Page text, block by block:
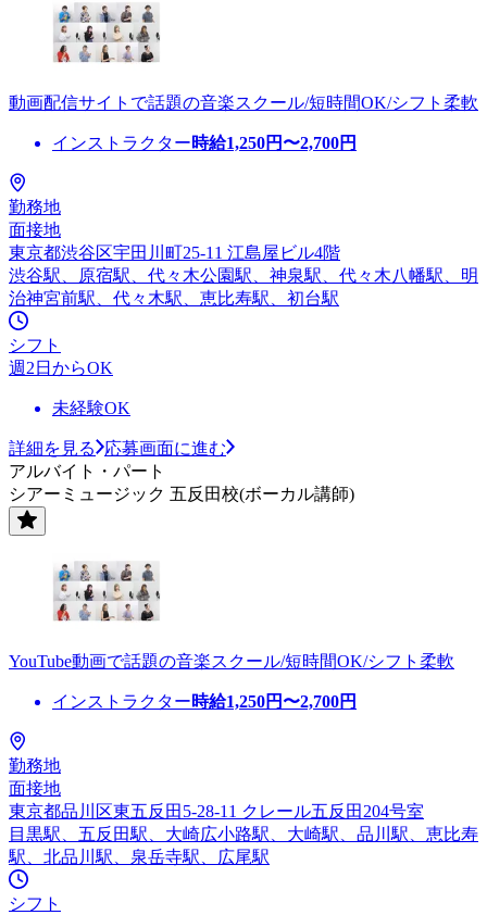
動画配信サイトで話題の音楽スクール/短時間OK/シフト柔軟
インストラクター時給1,250円〜2,700円
勤務地
面接地
東京都渋谷区宇田川町25-11 江島屋ビル4階
渋谷駅、原宿駅、代々木公園駅、神泉駅、代々木八幡駅、明
治神宮前駅、代々木駅、恵比寿駅、初台駅
シフト
週2日からOK
未経験OK
詳細を見る
応募画面に進む
アルバイト・パート
シアーミュージック 五反田校(ボーカル講師)
YouTube動画で話題の音楽スクール/短時間OK/シフト柔軟
インストラクター時給1,250円〜2,700円
勤務地
面接地
東京都品川区東五反田5-28-11 クレール五反田204号室
目黒駅、五反田駅、大崎広小路駅、大崎駅、品川駅、恵比寿
駅、北品川駅、泉岳寺駅、広尾駅
シフト